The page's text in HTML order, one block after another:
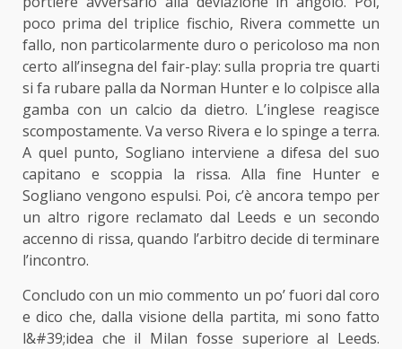
poco prima del triplice fischio, Rivera commette un
fallo, non particolarmente duro o pericoloso ma non
certo all’insegna del fair-play: sulla propria tre quarti
si fa rubare palla da Norman Hunter e lo colpisce alla
gamba con un calcio da dietro. L’inglese reagisce
scompostamente. Va verso Rivera e lo spinge a terra.
A quel punto, Sogliano interviene a difesa del suo
capitano e scoppia la rissa. Alla fine Hunter e
Sogliano vengono espulsi. Poi, c’è ancora tempo per
un altro rigore reclamato dal Leeds e un secondo
accenno di rissa, quando l’arbitro decide di terminare
l’incontro.
Concludo con un mio commento un po’ fuori dal coro
e dico che, dalla visione della partita, mi sono fatto
l&#39;idea che il Milan fosse superiore al Leeds.